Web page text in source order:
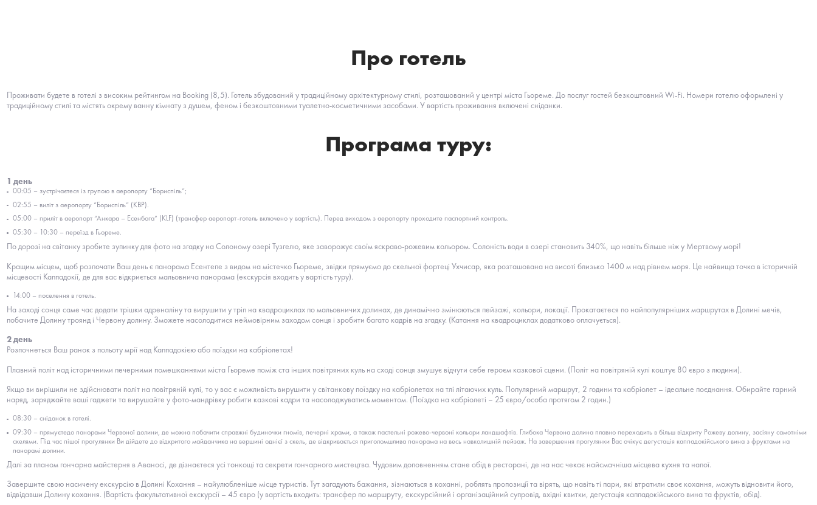
Про готель
Проживати будете в готелі з високим рейтингом на Booking (8,5). Готель збудований у традиційному архітектурному стилі, розташований у центрі міста Гьореме. До послуг гостей безкоштовний Wi-Fi. Номери готелю оформлені у
традиційному стилі та містять окрему ванну кімнату з душем, феном і безкоштовними туалетно-косметичними засобами. У вартість проживання включені сніданки.
Програма туру:
1 день
00:05 – зустрічаєтеся із групою в аеропорту “Бориспіль”;
02:55 – виліт з аеропорту “Бориспіль” (KBP).
05:00 – приліт в аеропорт “Анкара – Есенбога” (KLF) (трансфер аеропорт-готель включено у вартість). Перед виходом з аеропорту проходите паспортний контроль.
05:30 – 10:30 – переїзд в Гьореме.
По дорозі на світанку зробите зупинку для фото на згадку на Солоному озері Тузгелю, яке заворожує своїм яскраво-рожевим кольором. Солоність води в озері становить 340%, що навіть більше ніж у Мертвому морі!
Кращим місцем, щоб розпочати Ваш день є панорама Есентепе з видом на містечко Гьореме, звідки прямуємо до скельної фортеці Ухчисар, яка розташована на висоті близько 1400 м над рівнем моря. Це найвища точка в історичній
місцевості Каппадокії, де для вас відкриється мальовнича панорама (екскурсія входить у вартість туру).
14:00 – поселення в готель.
На заході сонця саме час додати трішки адреналіну та вирушити у тріп на квадроциклах по мальовничих долинах, де динамічно змінюються пейзажі, кольори, локації. Прокатаєтеся по найпопулярніших маршрутах в Долині мечів,
побачите Долину троянд і Червону долину. Зможете насолодитися неймовірним заходом сонця і зробити багато кадрів на згадку. (Катання на квадроциклах додатково оплачується).
2 день
Розпочнеться Ваш ранок з польоту мрії над Каппадокією або поїздки на кабріолетах!
Плавний політ над історичними печерними помешканнями міста Гьореме поміж ста інших повітряних куль на сході сонця змушує відчути себе героєм казкової сцени. (Політ на повітряній кулі коштує 80 євро з людини).
Якщо ви вирішили не здійснювати політ на повітряній кулі, то у вас є можливість вирушити у світанкову поїздку на кабріолетах на тлі літаючих куль. Популярний маршрут, 2 години та кабріолет – ідеальне поєднання. Обирайте гарний
наряд, заряджайте ваші гаджети та вирушайте у фото-мандрівку робити казкові кадри та насолоджуватись моментом. (Поїздка на кабріолеті – 25 євро/особа протягом 2 годин.)
08:30 – сніданок в готелі.
09:30 – прямуєтедо панорами Червоної долини, де можна побачити справжні будиночки гномів, печерні храми, а також пастельні рожево-червоні кольори ландшафтів. Глибока Червона долина плавно переходить в більш відкриту Рожеву долину, засіяну самотніми
скелями. Під час пішої прогулянки Ви дійдете до відкритого майданчика на вершині однієї з скель, де відкривається приголомшлива панорама на весь навколишній пейзаж. На завершення прогулянки Вас очікує дегустація каппадокійського вина з фруктами на
панорамі долини.
Далі за планом гончарна майстерня в Аваносі, де дізнаєтеся усі тонкощі та секрети гончарного мистецтва. Чудовим доповненням стане обід в ресторані, де на нас чекає найсмачніша місцева кухня та напої.
Завершите свою насичену екскурсію в Долині Кохання – найулюбленіше місце туристів. Тут загадують бажання, зізнаються в коханні, роблять пропозиції та вірять, що навіть ті пари, які втратили своє кохання, можуть відновити його,
відвідавши Долину кохання. (Вартість факультативної екскурсії – 45 євро (у вартість входить: трансфер по маршруту, екскурсійний і організаційний супровід, вхідні квитки, дегустація каппадокійського вина та фруктів, обід).